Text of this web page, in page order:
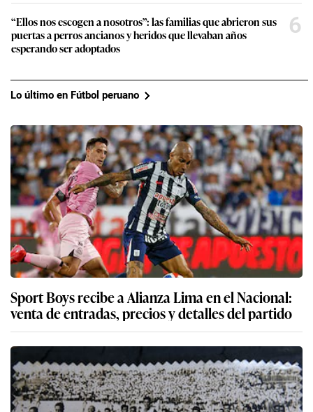
“Ellos nos escogen a nosotros”: las familias que abrieron sus
puertas a perros ancianos y heridos que llevaban años
esperando ser adoptados
6
Lo último en Fútbol peruano
Sport Boys recibe a Alianza Lima en el Nacional:
venta de entradas, precios y detalles del partido